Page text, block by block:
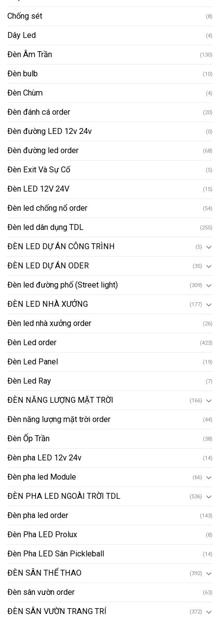
Chống sét (8)
Dây Led (4)
Đèn Âm Trần (130)
Đèn bulb (10)
Đèn Chùm (4)
Đèn đánh cá order (20)
Đèn đường LED 12v 24v (0)
Đèn đường led order (68)
Đèn Exit Và Sự Cố (5)
Đèn LED 12V 24V (15)
Đèn led chống nổ order (54)
Đèn led dân dụng TDL (255)
ĐÈN LED DỰ ÁN CÔNG TRÌNH (5)
ĐÈN LED DỰ ÁN ODER (35)
Đèn led đường phố (Street light) (309)
ĐÈN LED NHÀ XƯỞNG (177)
Đèn led nhà xưởng order (26)
Đèn Led order (423)
Đèn Led Panel (19)
Đèn Led Ray (7)
ĐÈN NĂNG LƯỢNG MẶT TRỜI (166)
Đèn năng lượng mặt trời order (44)
Đèn Ốp Trần (38)
Đèn pha LED 12v 24v (14)
Đèn pha led Module (66)
ĐÈN PHA LED NGOÀI TRỜI TDL (536)
Đèn pha led order (143)
Đèn Pha LED Prolux (8)
Đèn Pha LED Sân Pickleball (14)
ĐÈN SÂN THỂ THAO (392)
Đèn sân vườn order (63)
ĐÈN SÂN VƯỜN TRANG TRÍ (372)